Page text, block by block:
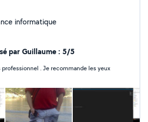
informatique
par Guillaume : 5/5
. Je recommande les yeux